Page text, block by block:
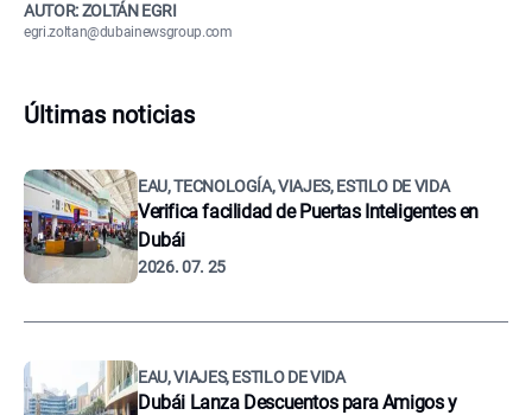
AUTOR: ZOLTÁN EGRI
egri.zoltan@dubainewsgroup.com
Últimas noticias
EAU, TECNOLOGÍA, VIAJES, ESTILO DE VIDA
Verifica facilidad de Puertas Inteligentes en
Dubái
2026. 07. 25
EAU, VIAJES, ESTILO DE VIDA
Dubái Lanza Descuentos para Amigos y